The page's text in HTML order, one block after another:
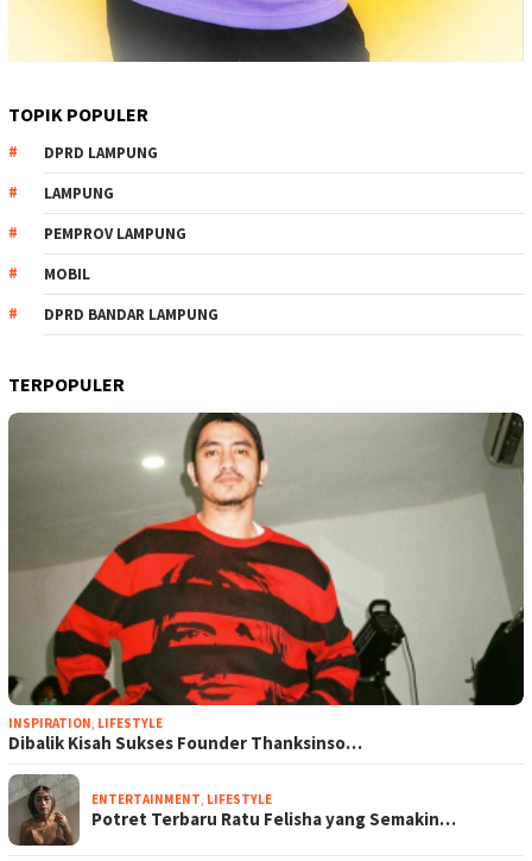
TOPIK POPULER
DPRD LAMPUNG
LAMPUNG
PEMPROV LAMPUNG
MOBIL
DPRD BANDAR LAMPUNG
TERPOPULER
INSPIRATION, LIFESTYLE
Dibalik Kisah Sukses Founder Thanksinso…
ENTERTAINMENT, LIFESTYLE
Potret Terbaru Ratu Felisha yang Semakin…